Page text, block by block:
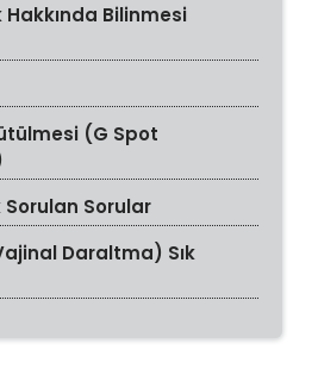
Bilinmesi
(G Spot
Sorulan Sorular
Daraltma) Sık